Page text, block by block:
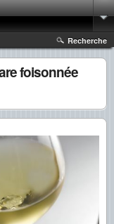
Recherche
foisonnée